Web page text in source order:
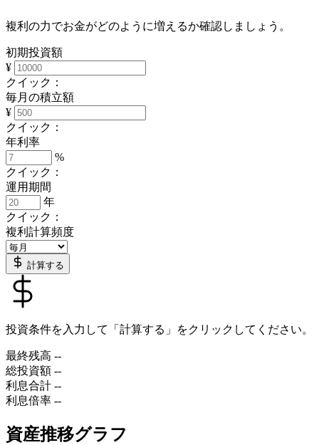
複利の力でお金がどのように増えるか確認しましょう。
初期投資額
¥
クイック：
毎月の積立額
¥
クイック：
年利率
%
クイック：
運用期間
年
クイック：
複利計算頻度
計算する
投資条件を入力して「計算する」をクリックしてください。
最終残高 --
総投資額 --
利息合計 --
利息倍率 --
資産推移グラフ